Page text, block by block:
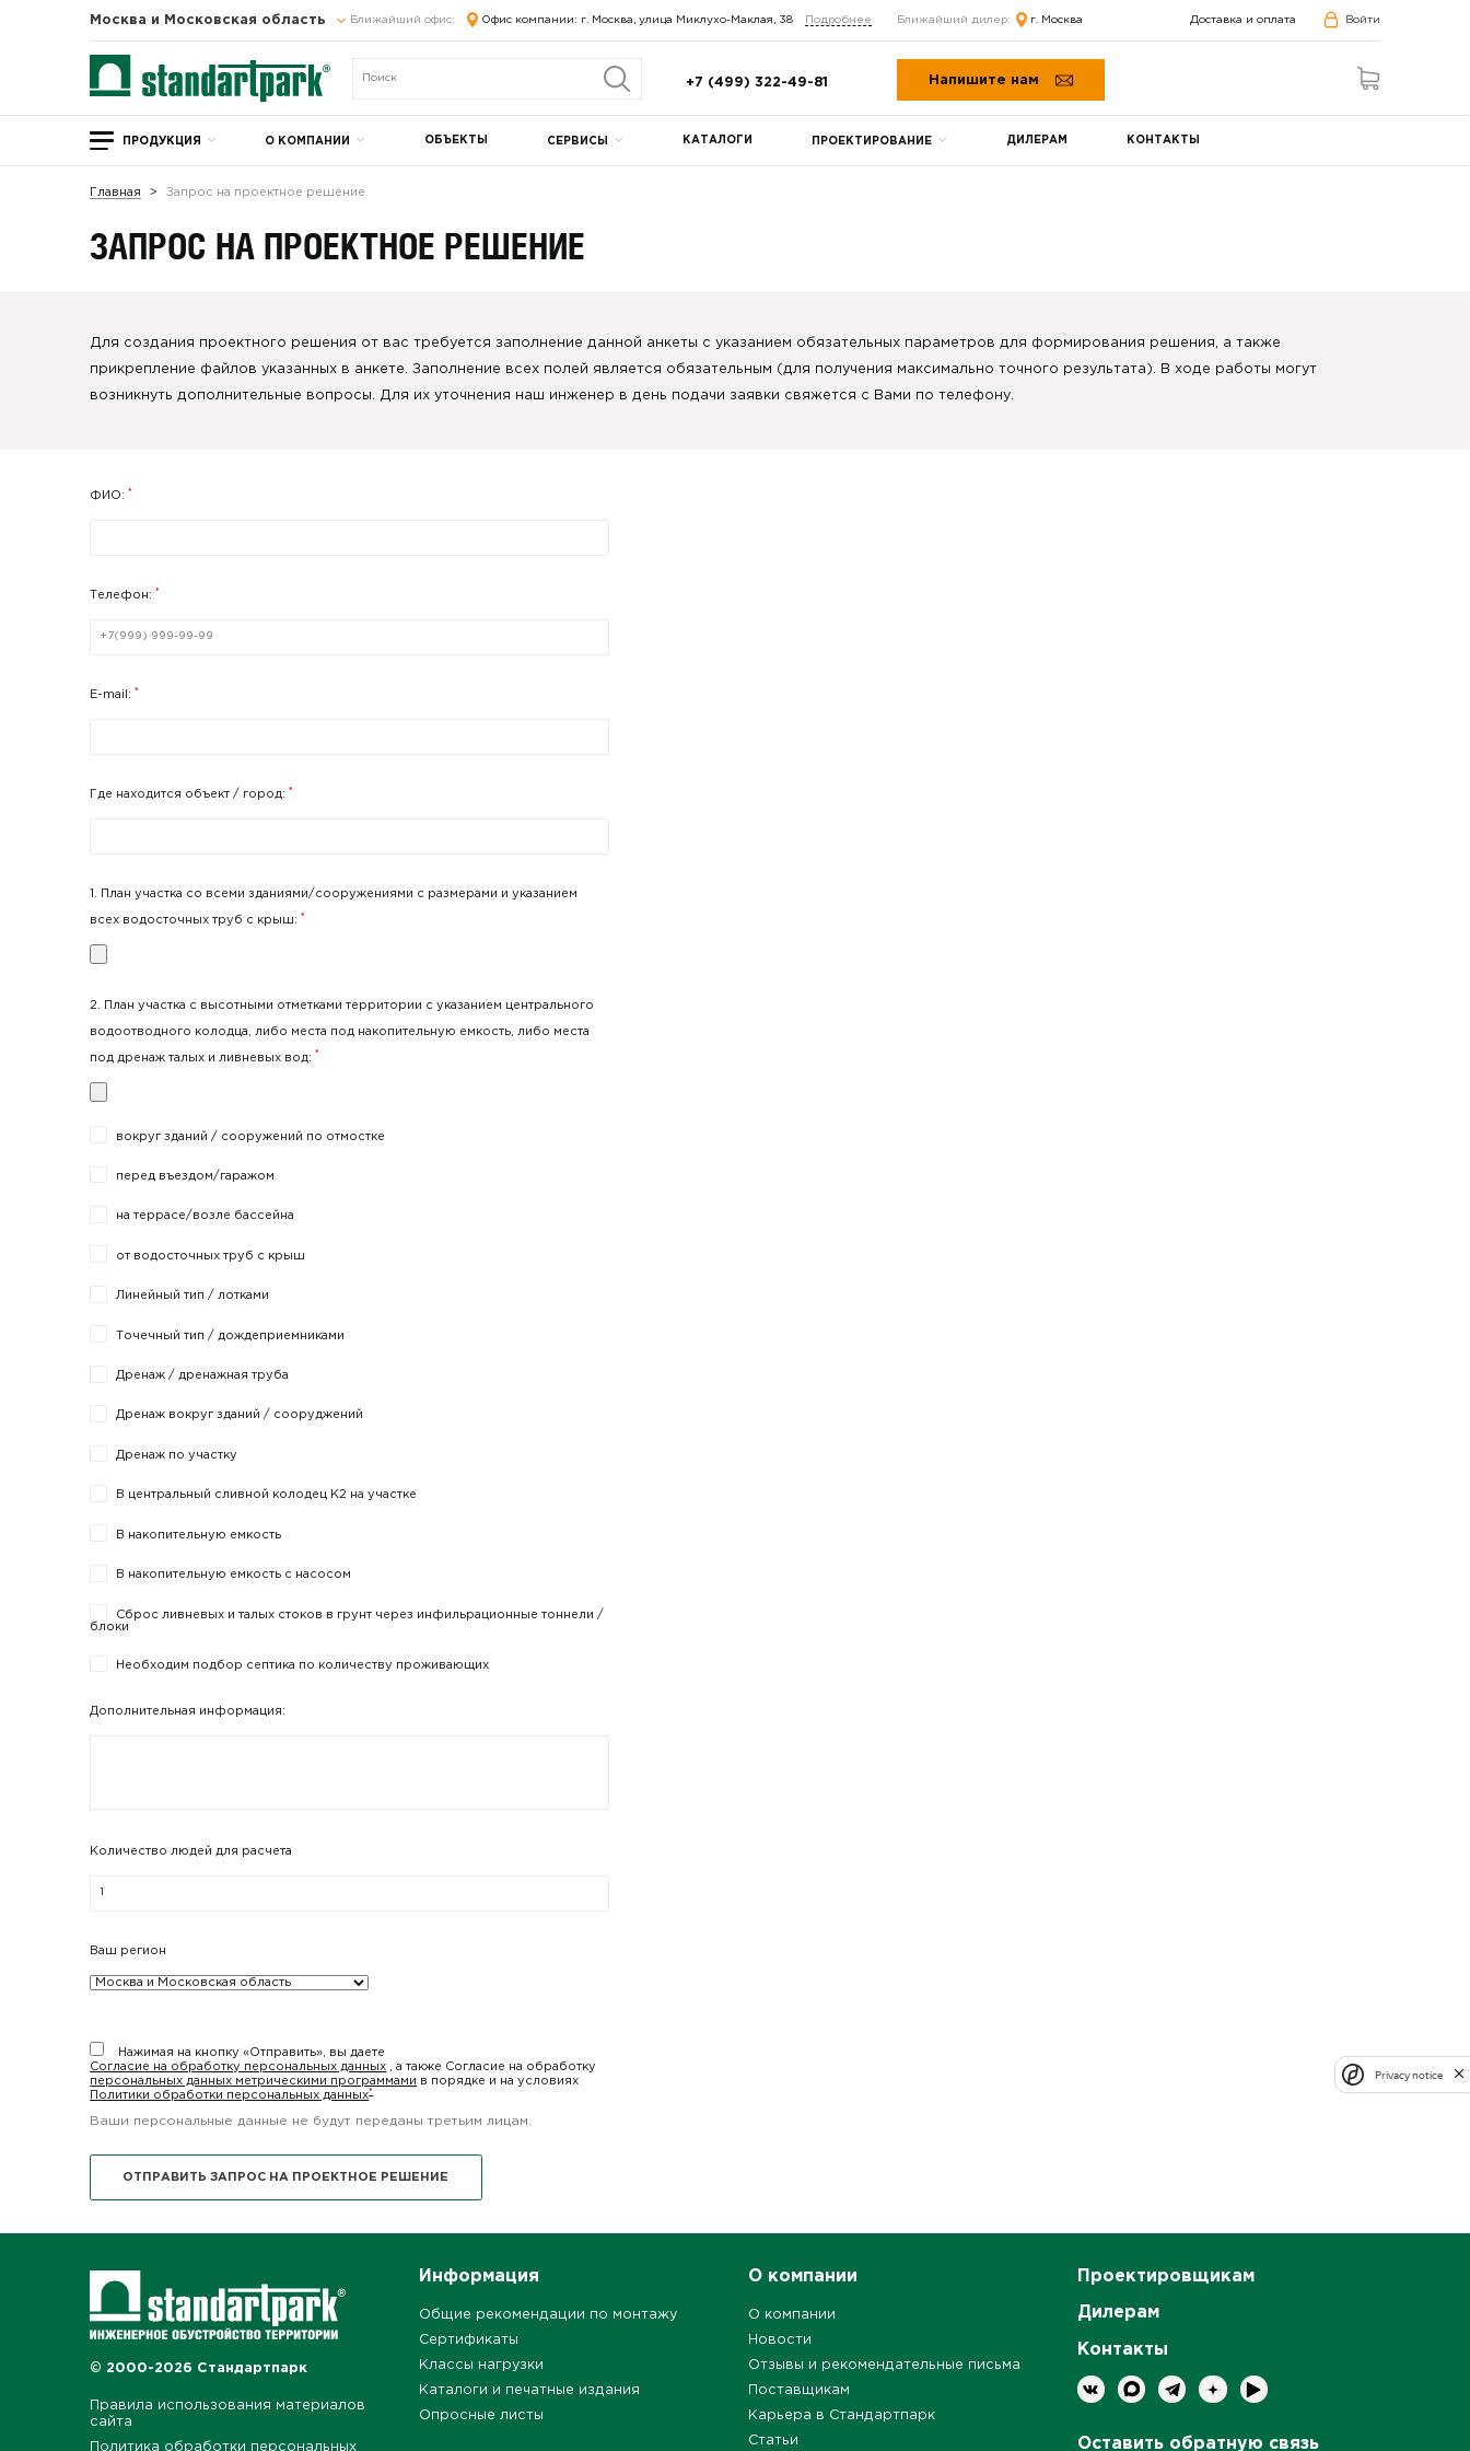
Москва и Московская область Ближайший офис: Офис компании: г. Москва, улица Миклухо-Маклая, 38 Подробнее Ближайший дилер: г. Москва Доставка и оплата Войти
+7 (499) 322-49-81 Напишите нам
ПРОДУКЦИЯ О КОМПАНИИ ОБЪЕКТЫ СЕРВИСЫ КАТАЛОГИ ПРОЕКТИРОВАНИЕ ДИЛЕРАМ КОНТАКТЫ
Главная Запрос на проектное решение
ЗАПРОС НА ПРОЕКТНОЕ РЕШЕНИЕ
Для создания проектного решения от вас требуется заполнение данной анкеты с указанием обязательных параметров для формирования решения, а также
прикрепление файлов указанных в анкете. Заполнение всех полей является обязательным (для получения максимально точного результата). В ходе работы могут
возникнуть дополнительные вопросы. Для их уточнения наш инженер в день подачи заявки свяжется с Вами по телефону.
ФИО: *
Телефон: *
E-mail: *
Где находится объект / город: *
1. План участка со всеми зданиями/сооружениями с размерами и указанием
всех водосточных труб с крыш: *
2. План участка с высотными отметками территории с указанием центрального
водоотводного колодца, либо места под накопительную емкость, либо места
под дренаж талых и ливневых вод: *
вокруг зданий / сооружений по отмостке
перед въездом/гаражом
на террасе/возле бассейна
от водосточных труб с крыш
Линейный тип / лотками
Точечный тип / дождеприемниками
Дренаж / дренажная труба
Дренаж вокруг зданий / сооруджений
Дренаж по участку
В центральный сливной колодец К2 на участке
В накопительную емкость
В накопительную емкость с насосом
Сброс ливневых и талых стоков в грунт через инфильрационные тоннели /
блоки
Необходим подбор септика по количеству проживающих
Дополнительная информация:
Количество людей для расчета
Ваш регион
Нажимая на кнопку «Отправить», вы даете
Согласие на обработку персональных данных , а также Согласие на обработку
персональных данных метрическими программами в порядке и на условиях
Политики обработки персональных данных*
Ваши персональные данные не будут переданы третьим лицам.
© 2000-2026 Стандартпарк
Правила использования материалов
сайта
Политика обработки персональных
Информация
Общие рекомендации по монтажу
Сертификаты
Классы нагрузки
Каталоги и печатные издания
Опросные листы
О компании
О компании
Новости
Отзывы и рекомендательные письма
Поставщикам
Карьера в Стандартпарк
Статьи
Проектировщикам
Дилерам
Контакты
Оставить обратную связь
Privacy notice